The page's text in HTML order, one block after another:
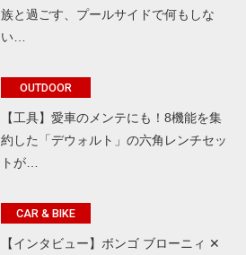
族と過ごす、プールサイドで何もしな
い…
OUTDOOR
【工具】愛車のメンテにも！8機能を集
約した「デウォルト」の六角レンチセッ
トが…
CAR & BIKE
【インタビュー】ボンゴ ブローニィ ✕